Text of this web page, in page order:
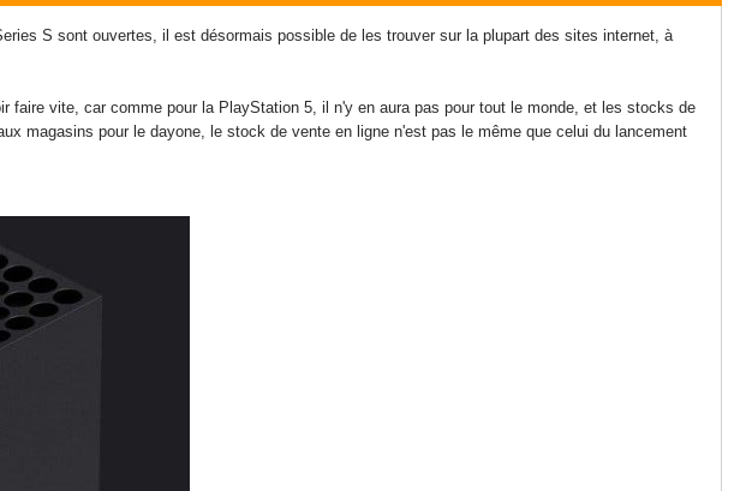
S sont ouvertes, il est désormais possible de les trouver sur la plupart des sites internet, à
vite, car comme pour la PlayStation 5, il n'y en aura pas pour tout le monde, et les stocks de
magasins pour le dayone, le stock de vente en ligne n'est pas le même que celui du lancement